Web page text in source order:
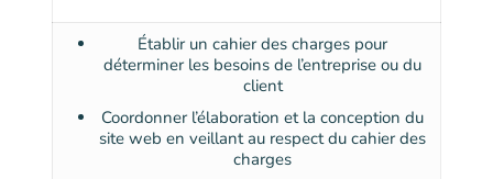
Établir un cahier des charges pour
déterminer les besoins de l’entreprise ou du
client
Coordonner l’élaboration et la conception du
site web en veillant au respect du cahier des
charges